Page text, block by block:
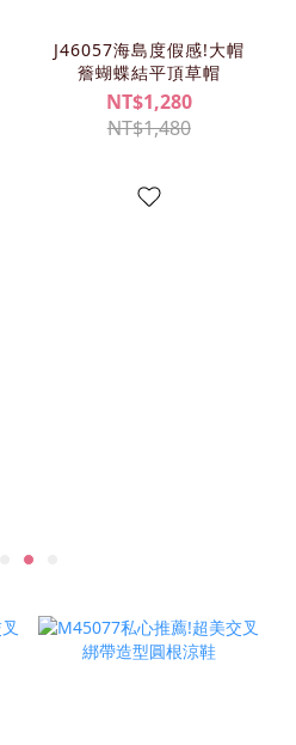
J46057海島度假感!大帽
簷蝴蝶結平頂草帽
NT$1,280
NT$1,480